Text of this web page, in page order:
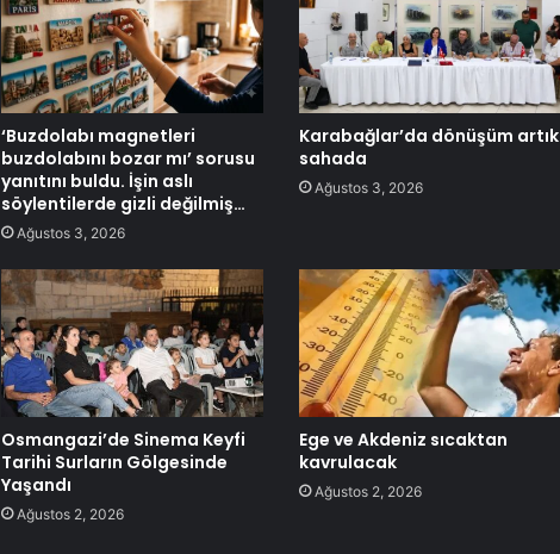
‘Buzdolabı magnetleri
buzdolabını bozar mı’ sorusu
yanıtını buldu. İşin aslı
söylentilerde gizli değilmiş…
Ağustos 3, 2026
Karabağlar’da dönüşüm artık
sahada
Ağustos 3, 2026
Osmangazi’de Sinema Keyfi
Tarihi Surların Gölgesinde
Yaşandı
Ağustos 2, 2026
Ege ve Akdeniz sıcaktan
kavrulacak
Ağustos 2, 2026